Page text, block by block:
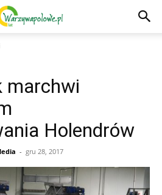
marchwi
Holendrów
- gru 28, 2017